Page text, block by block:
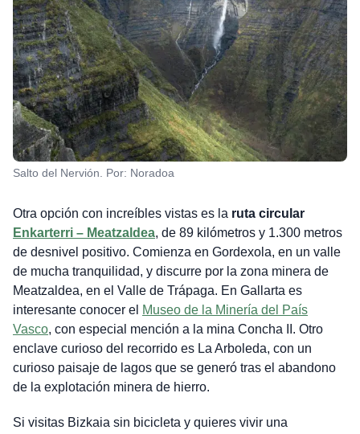
Salto del Nervión. Por: Noradoa
Otra opción con increíbles vistas es la ruta circular
Enkarterri – Meatzaldea, de 89 kilómetros y 1.300 metros
de desnivel positivo. Comienza en Gordexola, en un valle
de mucha tranquilidad, y discurre por la zona minera de
Meatzaldea, en el Valle de Trápaga. En Gallarta es
interesante conocer el Museo de la Minería del País
Vasco, con especial mención a la mina Concha II. Otro
enclave curioso del recorrido es La Arboleda, con un
curioso paisaje de lagos que se generó tras el abandono
de la explotación minera de hierro.
Si visitas Bizkaia sin bicicleta y quieres vivir una